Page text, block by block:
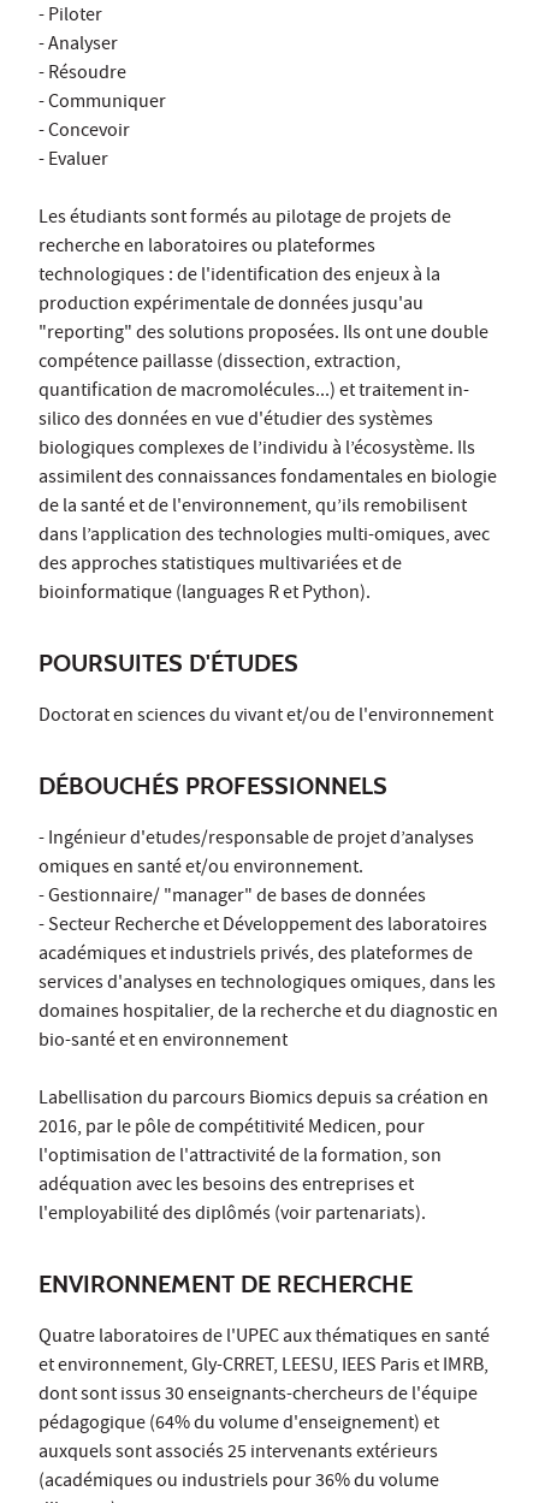
- Piloter
- Analyser
- Résoudre
- Communiquer
- Concevoir
- Evaluer
Les étudiants sont formés au pilotage de projets de
recherche en laboratoires ou plateformes
technologiques : de l'identification des enjeux à la
production expérimentale de données jusqu'au
"reporting" des solutions proposées. Ils ont une double
compétence paillasse (dissection, extraction,
quantification de macromolécules...) et traitement in-
silico des données en vue d'étudier des systèmes
biologiques complexes de l’individu à l’écosystème. Ils
assimilent des connaissances fondamentales en biologie
de la santé et de l'environnement, qu’ils remobilisent
dans l’application des technologies multi-omiques, avec
des approches statistiques multivariées et de
bioinformatique (languages R et Python).
POURSUITES D'ÉTUDES
Doctorat en sciences du vivant et/ou de l'environnement
DÉBOUCHÉS PROFESSIONNELS
- Ingénieur d'etudes/responsable de projet d’analyses
omiques en santé et/ou environnement.
- Gestionnaire/ "manager" de bases de données
- Secteur Recherche et Développement des laboratoires
académiques et industriels privés, des plateformes de
services d'analyses en technologiques omiques, dans les
domaines hospitalier, de la recherche et du diagnostic en
bio-santé et en environnement
Labellisation du parcours Biomics depuis sa création en
2016, par le pôle de compétitivité Medicen, pour
l'optimisation de l'attractivité de la formation, son
adéquation avec les besoins des entreprises et
l'employabilité des diplômés (voir partenariats).
ENVIRONNEMENT DE RECHERCHE
Quatre laboratoires de l'UPEC aux thématiques en santé
et environnement, Gly-CRRET, LEESU, IEES Paris et IMRB,
dont sont issus 30 enseignants-chercheurs de l'équipe
pédagogique (64% du volume d'enseignement) et
auxquels sont associés 25 intervenants extérieurs
(académiques ou industriels pour 36% du volume